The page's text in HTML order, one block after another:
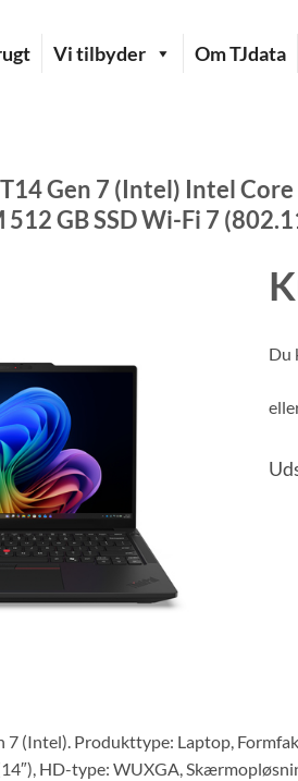
Vi tilbyder Om TJdata
Gen 7 (Intel) Intel
512 GB SSD Wi-Fi 7
Du
7 (Intel). Produkttype: Laptop,
HD-type: WUXGA,